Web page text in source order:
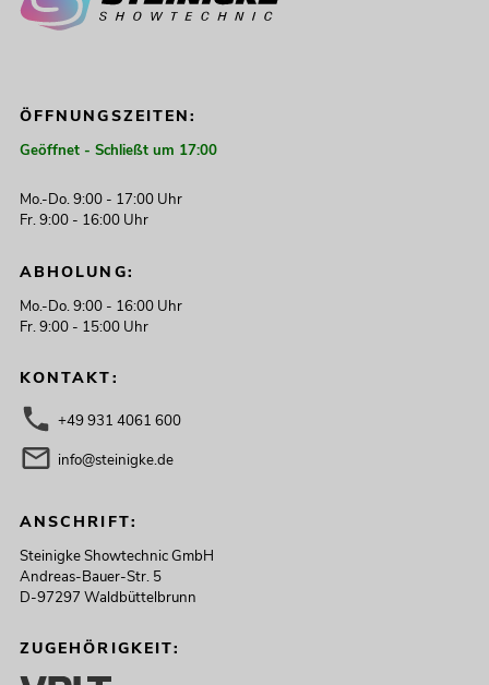
ÖFFNUNGSZEITEN:
Geöffnet - Schließt um 17:00
Mo.-Do. 9:00 - 17:00 Uhr
Fr. 9:00 - 16:00 Uhr
ABHOLUNG:
Mo.-Do. 9:00 - 16:00 Uhr
Fr. 9:00 - 15:00 Uhr
KONTAKT:
+49 931 4061 600
info@steinigke.de
ANSCHRIFT:
Steinigke Showtechnic GmbH
Andreas-Bauer-Str. 5
D-97297 Waldbüttelbrunn
ZUGEHÖRIGKEIT: